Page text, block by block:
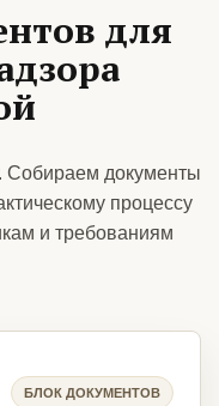
для
Собираем документы
процессу
и требованиям
БЛОК ДОКУМЕНТОВ